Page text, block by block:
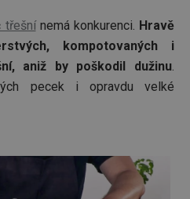
třešnínemá konkurenci. Hravě
kompotovaných i
aniž by poškodil dužinu.
pecek i opravdu velké
www.tescoma.cz
1 měsíc
cookie
společnosti Google